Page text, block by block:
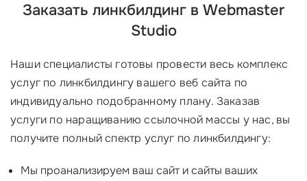
Заказать линкбилдинг в Webmaster
Studio
Наши специалисты готовы провести весь комплекс
услуг по линкбилдингу вашего веб сайта по
индивидуально подобранному плану. Заказав
услуги по наращиванию ссылочной массы у нас, вы
получите полный спектр услуг по линкбилдингу:
Мы проанализируем ваш сайт и сайты ваших